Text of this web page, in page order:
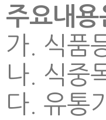
주요내용
가. 식품
나. 식중
다. 유통